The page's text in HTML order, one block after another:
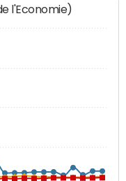
l'Economie)